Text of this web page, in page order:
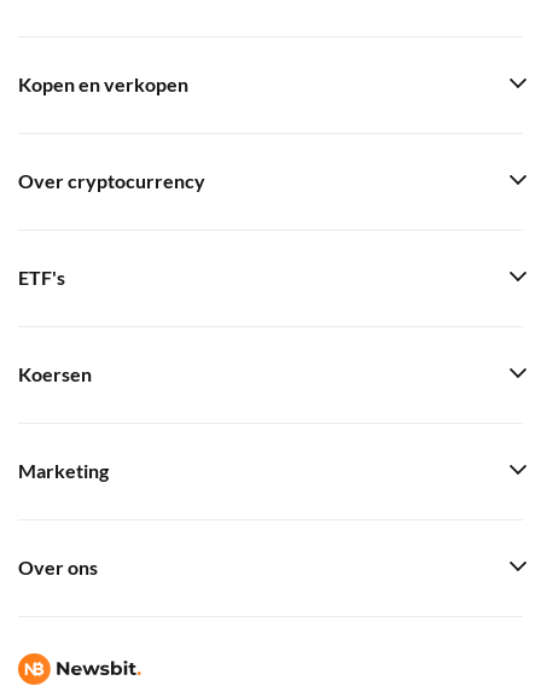
Kopen en verkopen
Over cryptocurrency
ETF's
Koersen
Marketing
Over ons